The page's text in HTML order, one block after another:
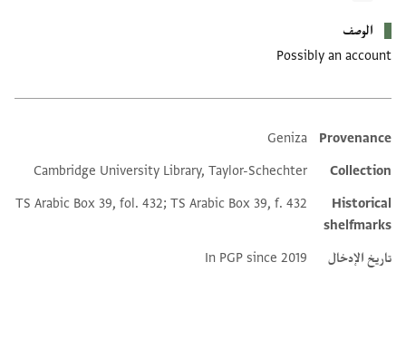
الوصف
Possibly an account
Additional metadata
Provenance
Geniza
Collection
Cambridge University Library, Taylor-Schechter
Historical
shelfmarks
TS Arabic Box 39, fol. 432; TS Arabic Box 39, f. 432
تاريخ الإدخال In PGP since 2019